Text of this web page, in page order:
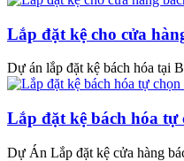
Lắp đặt kệ cho cửa
Dự án lắp đặt kệ bách hóa tại
Lắp đặt kệ bách hóa
Dự Án Lắp đặt kệ cửa hàng